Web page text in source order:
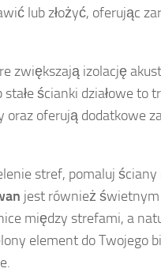
lub złożyć, oferując
zwiększają izolację
ścianki działowe to
oraz oferują dodatkowe
stref, pomaluj
jest również
między strefami, a
element do Twojego